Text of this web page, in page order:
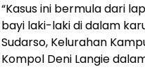
“Kasus ini bermula dari
bayi laki-laki di dalam
Sudarso, Kelurahan
Kompol Deni Langie